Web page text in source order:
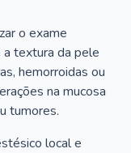
o exame
a textura da pele
hemorroidas ou
na mucosa
tumores.
local e